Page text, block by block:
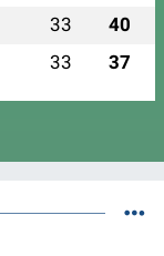
33 40
33 37